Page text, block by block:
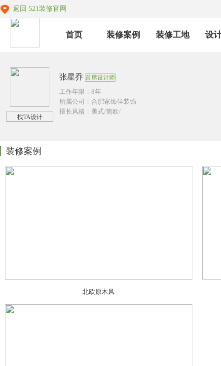
返回 521装修官网
首页 装修案例 装修工地 设
找TA设计
张星乔 首席设计师
工作年限：8年
所属公司：合肥家饰佳装饰
擅长风格：美式/简欧/
装修案例
北欧原木风